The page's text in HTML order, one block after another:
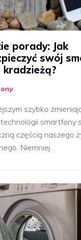
porady: Jak
swój
kradzieżą?
szybko
smartfony
częścią naszego
Niemniej…